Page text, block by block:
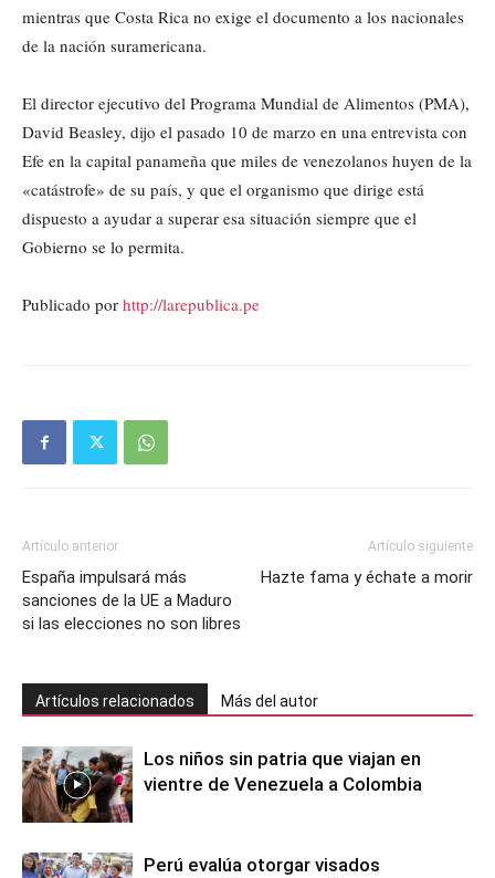
mientras que Costa Rica no exige el documento a los nacionales
de la nación suramericana.
El director ejecutivo del Programa Mundial de Alimentos (PMA),
David Beasley, dijo el pasado 10 de marzo en una entrevista con
Efe en la capital panameña que miles de venezolanos huyen de la
«catástrofe» de su país, y que el organismo que dirige está
dispuesto a ayudar a superar esa situación siempre que el
Gobierno se lo permita.
Publicado por http://larepublica.pe
Artículo anterior
España impulsará más
sanciones de la UE a Maduro
si las elecciones no son libres
Artículo siguiente
Hazte fama y échate a morir
Artículos relacionados Más del autor
Los niños sin patria que viajan en
vientre de Venezuela a Colombia
Perú evalúa otorgar visados